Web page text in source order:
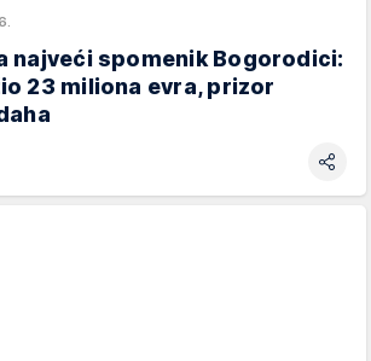
najveći spomenik Bogorodici:
23 miliona evra, prizor